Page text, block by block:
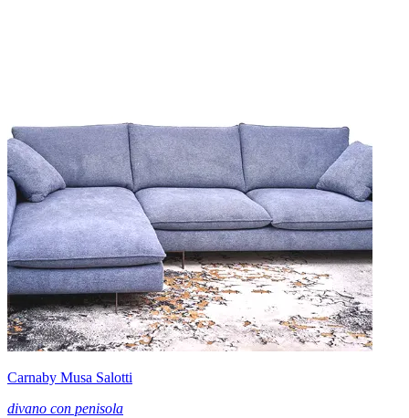
Carnaby Musa Salotti
divano con penisola